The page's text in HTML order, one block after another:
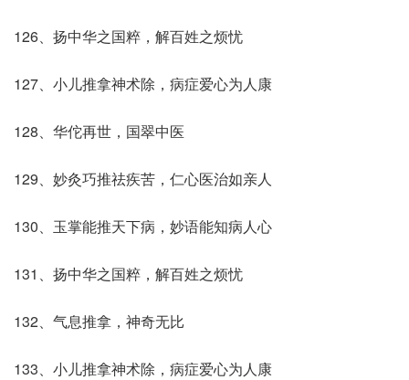
126、扬中华之国粹，解百姓之烦忧
127、小儿推拿神术除，病症爱心为人康
128、华佗再世，国翠中医
129、妙灸巧推祛疾苦，仁心医治如亲人
130、玉掌能推天下病，妙语能知病人心
131、扬中华之国粹，解百姓之烦忧
132、气息推拿，神奇无比
133、小儿推拿神术除，病症爱心为人康